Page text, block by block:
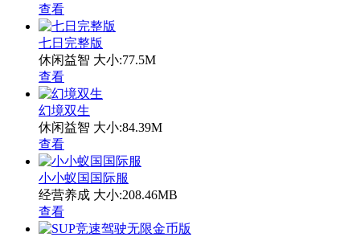
查看
七日完整版
休闲益智 大小:77.5M
查看
幻境双生
休闲益智 大小:84.39M
查看
小小蚁国国际服
经营养成 大小:208.46MB
查看